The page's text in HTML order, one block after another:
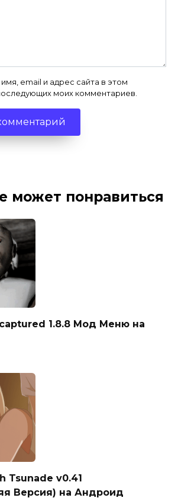
email и адрес сайта в этом
моих комментариев.
может понравиться
1.8.8 Мод Меню на
Tsunade v0.41
Версия) на Андроид